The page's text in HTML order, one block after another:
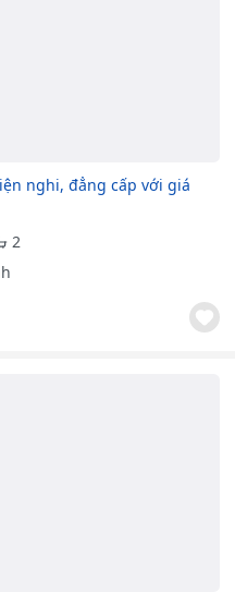
nghi, đẳng cấp với giá
2